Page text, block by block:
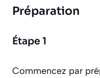
Préparation
Étape 1
Commencez par